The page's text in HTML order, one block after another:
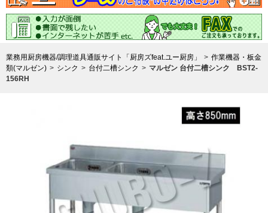
業務用厨房機器/調理道具通販サイト「厨房ズfeat.ユー厨房」
作業機器・板金
類(マルゼン)
シンク 台付二槽シンク
マルゼン 台付二槽シンク BST2-
156RH